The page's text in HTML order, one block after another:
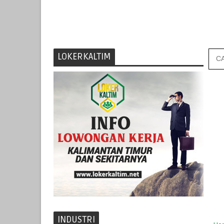
LOKERKALTIM
INDUSTRI